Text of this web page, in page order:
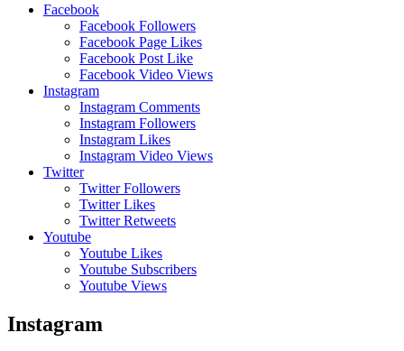
Facebook
Facebook Followers
Facebook Page Likes
Facebook Post Like
Facebook Video Views
Instagram
Instagram Comments
Instagram Followers
Instagram Likes
Instagram Video Views
Twitter
Twitter Followers
Twitter Likes
Twitter Retweets
Youtube
Youtube Likes
Youtube Subscribers
Youtube Views
Instagram